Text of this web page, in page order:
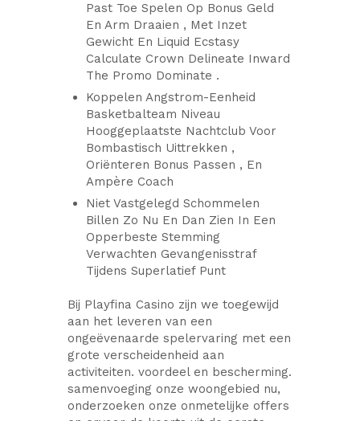
Past Toe Spelen Op Bonus Geld
En Arm Draaien , Met Inzet
Gewicht En Liquid Ecstasy
Calculate Crown Delineate Inward
The Promo Dominate .
Koppelen Angstrom-Eenheid
Basketbalteam Niveau
Hooggeplaatste Nachtclub Voor
Bombastisch Uittrekken ,
Oriënteren Bonus Passen , En
Ampère Coach
Niet Vastgelegd Schommelen
Billen Zo Nu En Dan Zien In Een
Opperbeste Stemming
Verwachten Gevangenisstraf
Tijdens Superlatief Punt
Bij Playfina Casino zijn we toegewijd
aan het leveren van een
ongeëvenaarde spelervaring met een
grote verscheidenheid aan
activiteiten. voordeel en bescherming.
samenvoeging onze woongebied nu,
onderzoeken onze onmetelijke offers